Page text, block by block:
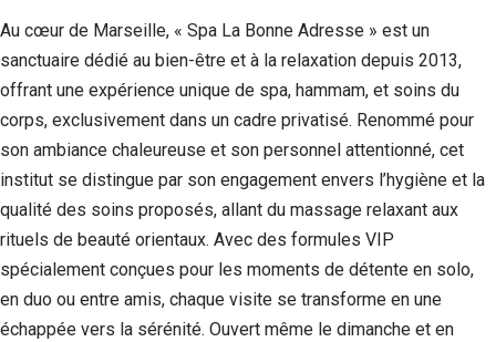
Au cœur de Marseille, « Spa La Bonne Adresse » est un
sanctuaire dédié au bien-être et à la relaxation depuis 2013,
offrant une expérience unique de spa, hammam, et soins du
corps, exclusivement dans un cadre privatisé. Renommé pour
son ambiance chaleureuse et son personnel attentionné, cet
institut se distingue par son engagement envers l’hygiène et la
qualité des soins proposés, allant du massage relaxant aux
rituels de beauté orientaux. Avec des formules VIP
spécialement conçues pour les moments de détente en solo,
en duo ou entre amis, chaque visite se transforme en une
échappée vers la sérénité. Ouvert même le dimanche et en